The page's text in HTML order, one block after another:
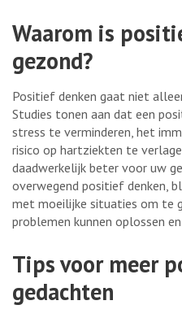
Waarom is
gezond?
Positief denken gaat niet
Studies tonen aan dat een
stress te verminderen, het
risico op hartziekten te
daadwerkelijk beter voor uw
overwegend positief denken,
met moeilijke situaties om te
problemen kunnen oplossen
Tips voor meer
gedachten